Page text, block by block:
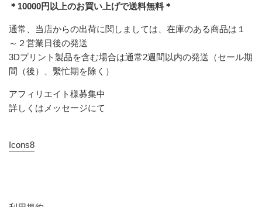
＊10000円以上のお買い上げで送料無料＊
通常、当店からの出荷に関しましては、在庫のある商品は１
～２営業日後の発送
3Dプリント製品を含む場合は通常2週間以内の発送（セール期
間（後）、繫忙期を除く）
アフィリエイト様募集中
詳しくはメッセージにて
Icons8